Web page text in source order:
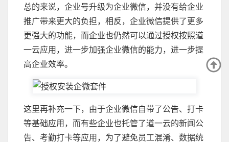
总的来说，企业号升级为企业微信，并没有给企业
推广带来更大的负担，相反，企业微信提供了更多
更强大的功能，而企业也仍然可以通过授权按照道
一云应用，进一步加强企业微信的能力，进一步提
高企业效率。
这里再补充一下，由于企业微信自带了公告、打卡
等基础应用，而有些企业也托管了道一云的新闻公
告、考勤打卡等应用，为了避免员工混淆、数据统